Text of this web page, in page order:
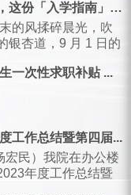
愿者穿梭的脚步中——
手”与“几万步奔波...
海棠见！新生小萌新，这份「入学指南」请收...
的风揉碎晨光，吹
银杏道，9 月 1 日的
一次性求职补贴 ...
工作总结暨第四届...
宏民）我院在办公楼
年度工作总结暨